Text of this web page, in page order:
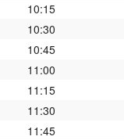
10:15
10:30
10:45
11:00
11:15
11:30
11:45